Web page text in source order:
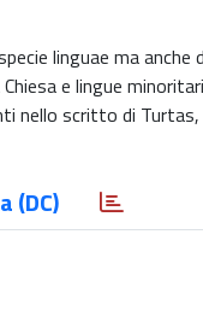
linguae ma anche
e lingue
nello scritto di
(DC)